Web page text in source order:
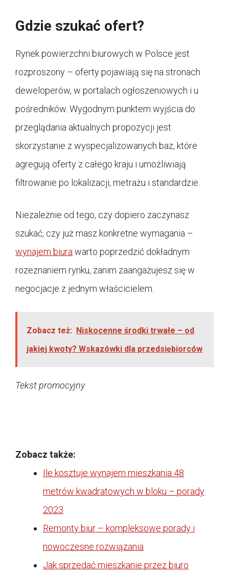
Gdzie szukać ofert?
Rynek powierzchni biurowych w Polsce jest
rozproszony – oferty pojawiają się na stronach
deweloperów, w portalach ogłoszeniowych i u
pośredników. Wygodnym punktem wyjścia do
przeglądania aktualnych propozycji jest
skorzystanie z wyspecjalizowanych baz, które
agregują oferty z całego kraju i umożliwiają
filtrowanie po lokalizacji, metrażu i standardzie.
Niezależnie od tego, czy dopiero zaczynasz
szukać, czy już masz konkretne wymagania –
wynajem biura warto poprzedzić dokładnym
rozeznaniem rynku, zanim zaangażujesz się w
negocjacje z jednym właścicielem.
Zobacz też: Niskocenne środki trwałe – od
jakiej kwoty? Wskazówki dla przedsiębiorców
Tekst promocyjny
Zobacz także:
Ile kosztuje wynajem mieszkania 48
metrów kwadratowych w bloku – porady
2023
Remonty biur – kompleksowe porady i
nowoczesne rozwiązania
Jak sprzedać mieszkanie przez biuro